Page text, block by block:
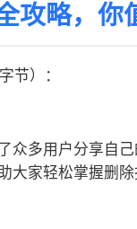
攻略，你
节）：
众多用户分享自
家轻松掌握删除